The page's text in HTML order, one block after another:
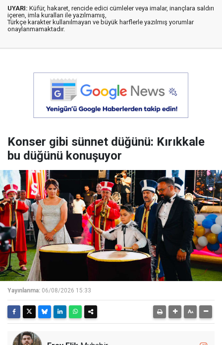
UYARI: Küfür, hakaret, rencide edici cümleler veya imalar, inançlara saldırı
içeren, imla kuralları ile yazılmamış,
Türkçe karakter kullanılmayan ve büyük harflerle yazılmış yorumlar
onaylanmamaktadır.
Konser gibi sünnet düğünü: Kırıkkale
bu düğünü konuşuyor
Yayınlanma: 06/08/2026 15:33